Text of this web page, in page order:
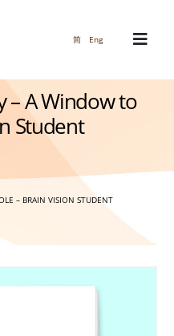
简 Eng
– A Window to
Student
– BRAIN VISION STUDENT